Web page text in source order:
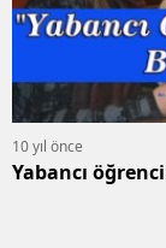
10 yıl önce
Yabancı